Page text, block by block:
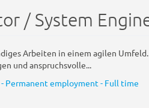
/ System
Arbeiten in einem agilen
und anspruchsvolle...
Permanent employment - Full time